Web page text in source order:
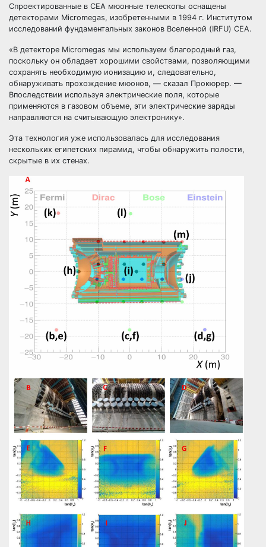
Спроектированные в CEA мюонные телескопы оснащены
детекторами Micromegas, изобретенными в 1994 г. Институтом
исследований фундаментальных законов Вселенной (IRFU) CEA.
«В детекторе Micromegas мы используем благородный газ,
поскольку он обладает хорошими свойствами, позволяющими
сохранять необходимую ионизацию и, следовательно,
обнаруживать прохождение мюонов, — сказал Прокюрер. —
Впоследствии используя электрические поля, которые
применяются в газовом объеме, эти электрические заряды
направляются на считывающую электронику».
Эта технология уже использовалась для исследования
нескольких египетских пирамид, чтобы обнаружить полости,
скрытые в их стенах.